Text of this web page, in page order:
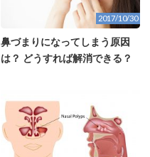
2017/10/30
鼻づまりになってしまう原因
は？ どうすれば解消できる？